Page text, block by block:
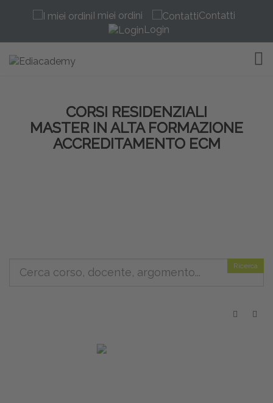
I miei ordini
Contatti
Login
CORSI RESIDENZIALI
MASTER IN ALTA FORMAZIONE
ACCREDITAMENTO ECM
Ricerca